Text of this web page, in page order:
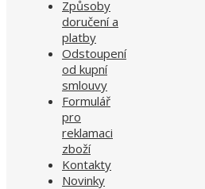
Způsoby
doručení a
platby
Odstoupení
od kupní
smlouvy
Formulář
pro
reklamaci
zboží
Kontakty
Novinky